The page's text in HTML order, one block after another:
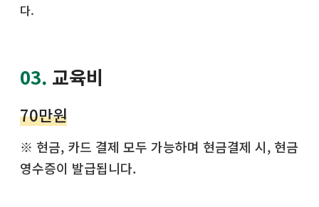
다.
03. 교육비
70만원
※ 현금, 카드 결제 모두 가능하며 현금결제 시, 현금
영수증이 발급됩니다.